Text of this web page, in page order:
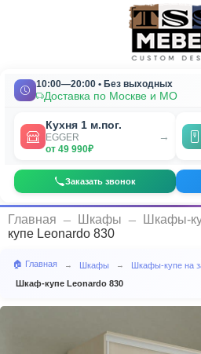
10:00—20:00 • Без выходных
Доставка по Москве и МО
Кухня 1 м.пог.
EGGER
от 49 990₽
→
Заказать звонок
Главная Шкафы Шкафы-
купе Leonardo 830
🏠 Главная → Шкафы → Шкафы-купе на
Шкаф-купе Leonardo 830